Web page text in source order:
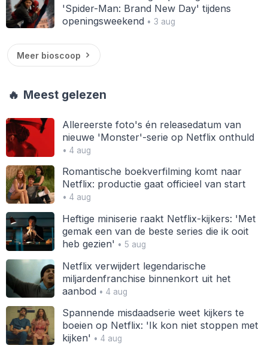
'Spider-Man: Brand New Day' tijdens
openingsweekend • 3 aug
Meer bioscoop
🔥 Meest gelezen
Allereerste foto's én releasedatum van
nieuwe 'Monster'-serie op Netflix onthuld
• 4 aug
Romantische boekverfilming komt naar
Netflix: productie gaat officieel van start
• 4 aug
Heftige miniserie raakt Netflix-kijkers: 'Met
gemak een van de beste series die ik ooit
heb gezien' • 5 aug
Netflix verwijdert legendarische
miljardenfranchise binnenkort uit het
aanbod • 4 aug
Spannende misdaadserie weet kijkers te
boeien op Netflix: 'Ik kon niet stoppen met
kijken' • 4 aug